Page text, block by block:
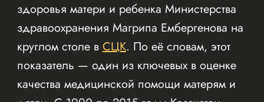
здоровья матери и ребенка Министерства
здравоохранения Магрипа Ембергенова на
круглом столе вСЦК. По её словам, этот
показатель — один из ключевых в оценке
качества медицинской помощи матерям и